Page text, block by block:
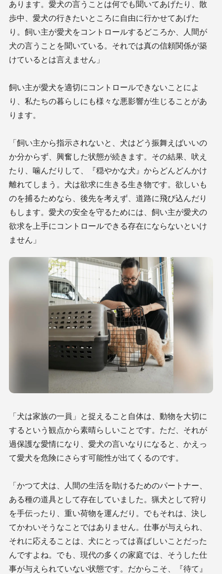
あります。愛犬の言うことは何でも聞いてあげたり、散
歩中、愛犬の行きたいところに自由に行かせてあげた
り。飼い主が愛犬をコントロールするどころか、人間が
犬の言うことを聞いている。それでは真の信頼関係が築
けているとは言えません」
飼い主が愛犬を適切にコントロールできないことによ
り、私たちの暮らしにも様々な悪影響が生じることがあ
ります。
「飼い主から指示されないと、犬はどう振舞えばいいの
か分からず、興奮した状態が続きます。その結果、吠え
たり、噛んだりして、『穏やかな犬』からどんどんかけ
離れてしまう。犬は欲求に生きる生き物です。欲しいも
のを捕るためなら、後先を考えず、道路に飛び込んだり
もします。愛犬の安全を守るためには、飼い主が愛犬の
欲求を上手にコントロールできる存在にならないといけ
ません」
「犬は家族の一員」と捉えること自体は、動物を大切に
するという観点から素晴らしいことです。ただ、それが
過保護な愛情になり、愛犬の言いなりになると、かえっ
て愛犬を危険にさらす可能性が出てくるのです。
「かつて犬は、人間の生活を助けるためのパートナー、
ある種の道具として存在していました。猟犬として狩り
を手伝ったり、重い荷物を運んだり。でもそれは、決し
てかわいそうなことではありません。仕事が与えられ、
それに応えることは、犬にとっては喜ばしいことだった
んですよね。でも、現代の多くの家庭では、そうした仕
事が与えられていない状態です。だからこそ、『待て』